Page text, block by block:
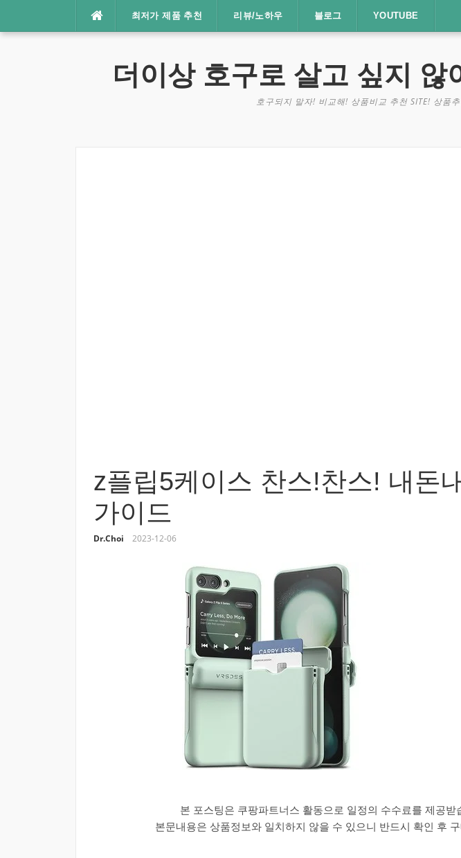
최저가 제품 추천 리뷰/노하우 블로그 YOUTUBE
더이상 호구로 살고 싶지
호구되지 말자! 비교해! 상품비교 추천 SITE! 상품
z플립5케이스 찬스!찬스! 내돈
가이드
Dr.Choi 2023-12-06
본 포스팅은 쿠팡파트너스 활동으로 일정의 수수료를 제공받
본문내용은 상품정보와 일치하지 않을 수 있으니 반드시 확인 후